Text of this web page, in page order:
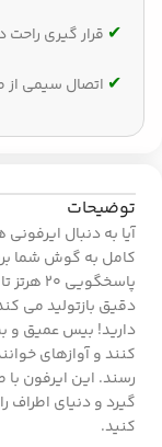
✔‌ قرار گیری
✔‌ اتصال سیمی از طریق جک
توضیحات
آیا به دنبال
دقیق بازتولید می
دارید! بیس عمیق و
کنند و آوازهای
رسند. این ایرفون
گیرد و دنیای اطراف
کنید.